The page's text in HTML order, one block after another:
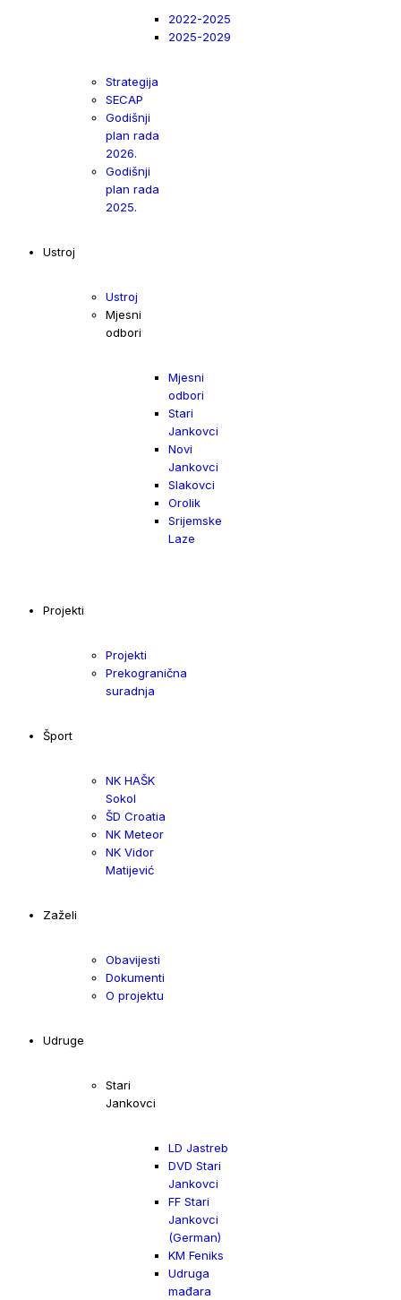
2022-2025
2025-2029
Strategija
SECAP
Godišnji
plan rada
2026.
Godišnji
plan rada
2025.
Ustroj
Ustroj
Mjesni
odbori
Mjesni
odbori
Stari
Jankovci
Novi
Jankovci
Slakovci
Orolik
Srijemske
Laze
Projekti
Projekti
Prekogranična
suradnja
Šport
NK HAŠK
Sokol
ŠD Croatia
NK Meteor
NK Vidor
Matijević
Zaželi
Obavijesti
Dokumenti
O projektu
Udruge
Stari
Jankovci
LD Jastreb
DVD Stari
Jankovci
FF Stari
Jankovci
(German)
KM Feniks
Udruga
mađara